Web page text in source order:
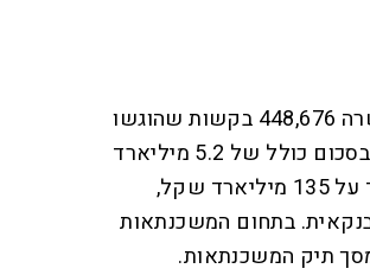
עוד לפני הרחבת ההקלות, המערכת הבנקאית אישרה 448,676 בקשות שהוגשו
לדחיית תשלומי הלוואות, בחודשים מרס-אפריל, בסכום כולל של 5.2 מיליארד
שקל. יתרת האשראי בגינו התבקשה הדחייה עומד על 135 מיליארד שקל,
הבנקאית. בתחום המשכנתאות